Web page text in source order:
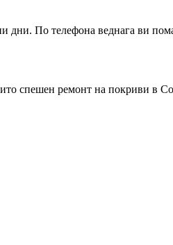
По телефона веднага ви
спешен ремонт на покриви в